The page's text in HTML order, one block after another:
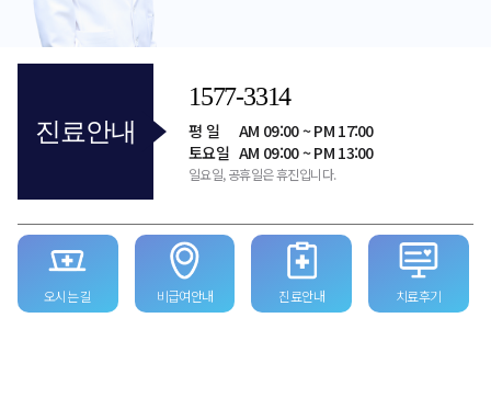
진료안내
1577-3314
평 일
AM 09:00 ~ PM 17:00
토요일 AM 09:00 ~ PM 13:00
일요일, 공휴일은 휴진입니다.
오시는 길 비급여안내 진료안내 치료후기